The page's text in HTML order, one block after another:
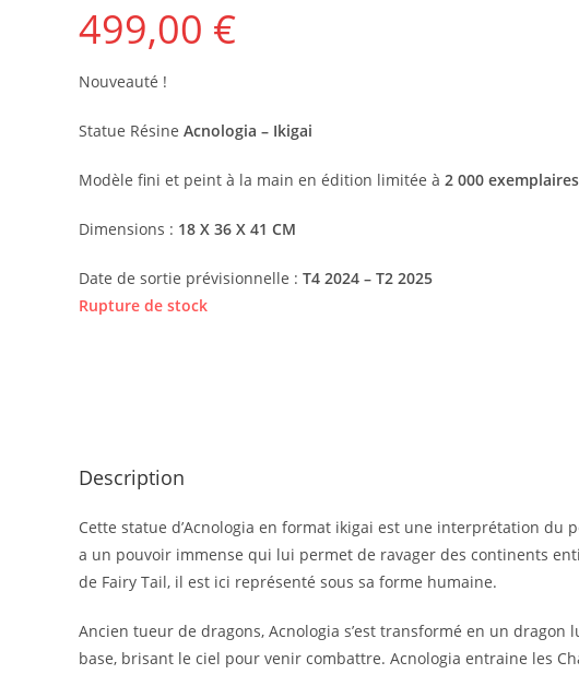
499,00 €
Nouveauté !
Statue Résine Acnologia – Ikigai
Modèle fini et peint à la main en édition limitée à 2 000
Dimensions : 18 X 36 X 41 CM
Date de sortie prévisionnelle : T4 2024 – T2 2025
Rupture de stock
Description
Cette statue d’Acnologia en format ikigai est une interprétation du
a un pouvoir immense qui lui permet de ravager des continents
de Fairy Tail, il est ici représenté sous sa forme humaine.
Ancien tueur de dragons, Acnologia s’est transformé en un
base, brisant le ciel pour venir combattre. Acnologia entraine les